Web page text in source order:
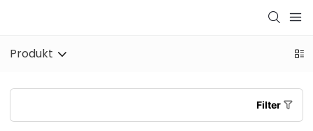
Produkt
Filter